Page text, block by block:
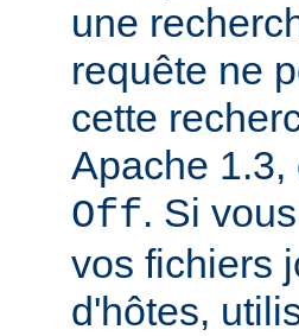
une
requête ne
cette
Apache 1.3,
Off. Si
vos fichiers
d'hôtes,